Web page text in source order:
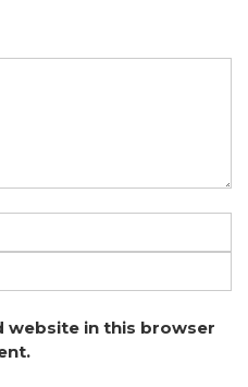
website in this browser